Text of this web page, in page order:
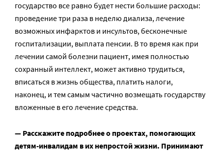
государство все равно будет нести большие расходы:
проведение три раза в неделю диализа, лечение
возможных инфарктов и инсультов, бесконечные
госпитализации, выплата пенсии. В то время как при
лечении самой болезни пациент, имея полностью
сохранный интеллект, может активно трудиться,
вписаться в жизнь общества, платить налоги,
наконец, и тем самым частично возмещать государству
вложенные в его лечение средства.
— Расскажите подробнее о проектах, помогающих
детям-инвалидам в их непростой жизни. Принимают